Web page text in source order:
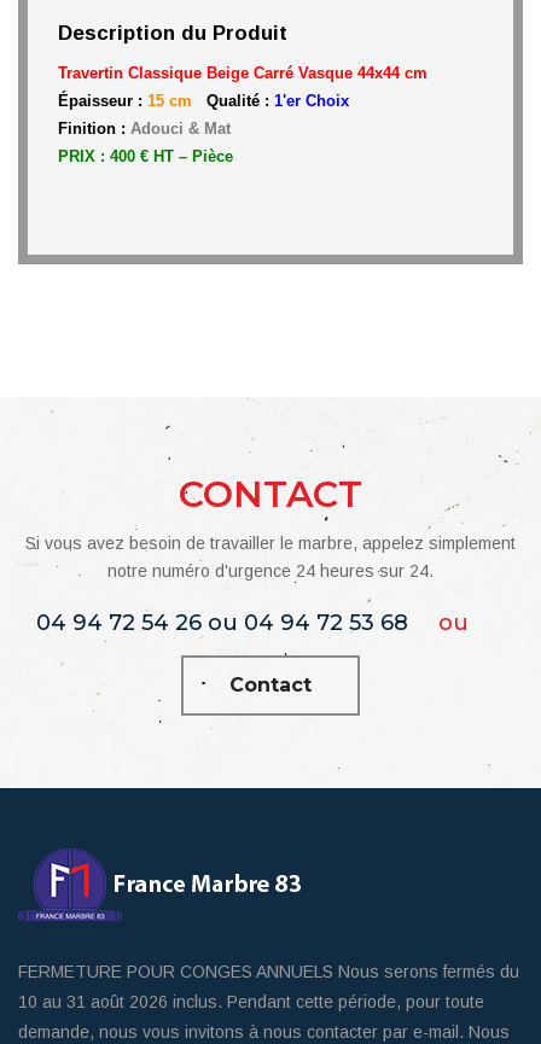
Description du Produit
Travertin Classique Beige Carré Vasque 44x44 cm
Épaisseur : 15 cm Qualité : 1'er Choix
Finition : Adouci & Mat
PRIX : 400 € HT – Pièce
CONTACT
Si vous avez besoin de travailler le marbre, appelez simplement
notre numéro d'urgence 24 heures sur 24.
04 94 72 54 26 ou 04 94 72 53 68 ou
Contact
FERMETURE POUR CONGES ANNUELS Nous serons fermés du
10 au 31 août 2026 inclus. Pendant cette période, pour toute
demande, nous vous invitons à nous contacter par e-mail. Nous